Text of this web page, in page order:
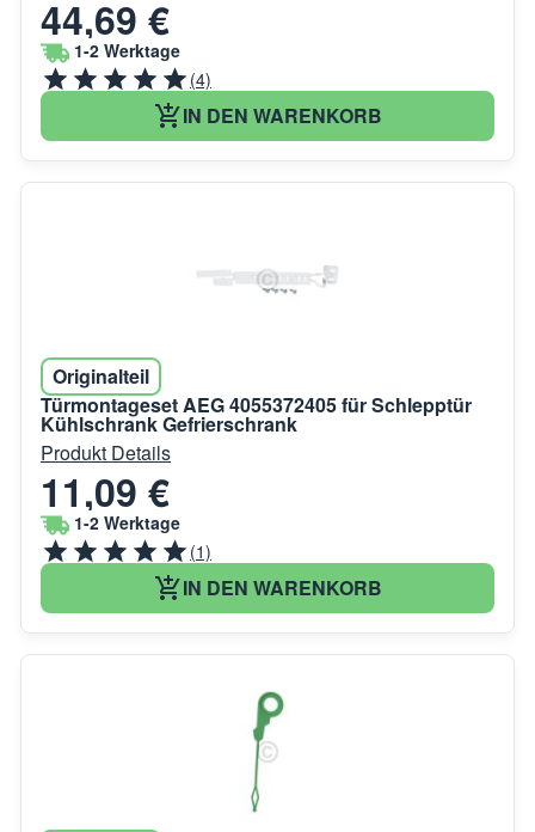
44,69 €
1-2 Werktage
(4)
IN DEN WARENKORB
Originalteil
Türmontageset AEG 4055372405 für Schlepptür
Kühlschrank Gefrierschrank
Produkt Details
11,09 €
1-2 Werktage
(1)
IN DEN WARENKORB